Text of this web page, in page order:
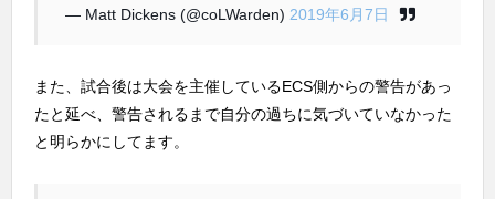
— Matt Dickens (@coLWarden) 2019年6月7日
また、試合後は大会を主催しているECS側からの警告があっ
たと延べ、警告されるまで自分の過ちに気づいていなかった
と明らかにしてます。